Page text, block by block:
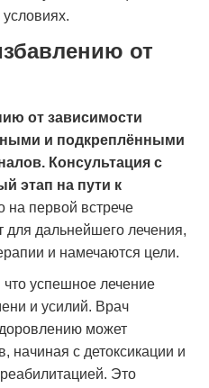
от
от зависимости
и подкреплёнными
Консультация с
этап на пути к
на первой встрече
дальнейшего лечения,
и намечаются цели.
успешное лечение
и усилий. Врач
может
начиная с детоксикации и
Это